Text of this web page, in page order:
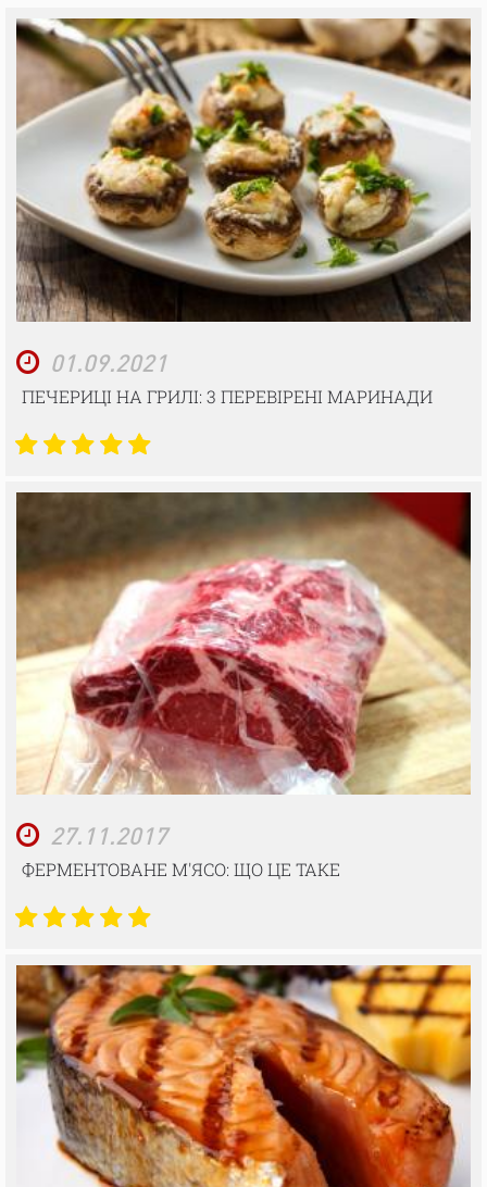
01.09.2021
ПЕЧЕРИЦІ НА ГРИЛІ: 3 ПЕРЕВІРЕНІ МАРИНАДИ
27.11.2017
ФЕРМЕНТОВАНЕ М'ЯСО: ЩО ЦЕ ТАКЕ